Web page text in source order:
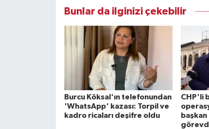
Bunlar da ilginizi çekebilir
Burcu Köksal'ın telefonundan
'WhatsApp' kazası: Torpil ve
kadro ricaları deşifre oldu
CHP'li